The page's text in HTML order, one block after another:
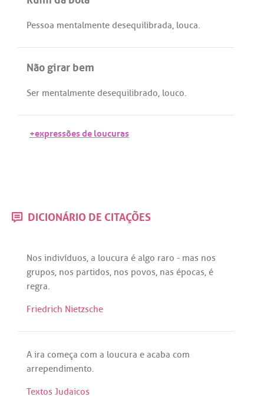
Pessoa mentalmente desequilibrada, louca.
Não girar bem
Ser mentalmente desequilibrado, louco.
+expressões de loucuras
DICIONÁRIO DE CITAÇÕES
Nos indivíduos, a loucura é algo raro - mas nos
grupos, nos partidos, nos povos, nas épocas, é
regra.
Friedrich Nietzsche
A ira começa com a loucura e acaba com
arrependimento.
Textos Judaicos